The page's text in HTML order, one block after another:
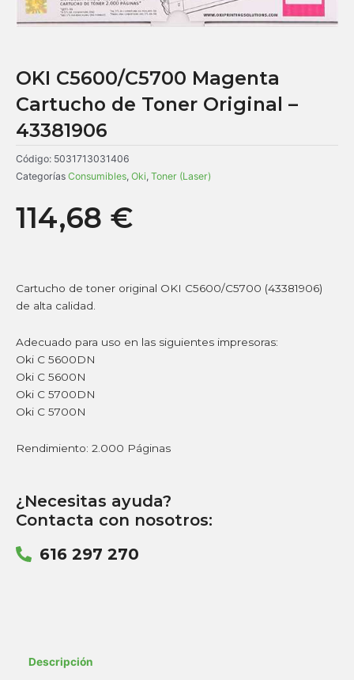
OKI C5600/C5700 Magenta
Cartucho de Toner Original –
43381906
Código: 5031713031406
Categorías Consumibles, Oki, Toner (Laser)
114,68 €
Cartucho de toner original OKI C5600/C5700 (43381906)
de alta calidad.
Adecuado para uso en las siguientes impresoras:
Oki C 5600DN
Oki C 5600N
Oki C 5700DN
Oki C 5700N
Rendimiento: 2.000 Páginas
¿Necesitas ayuda?
Contacta con nosotros:
616 297 270
Descripción